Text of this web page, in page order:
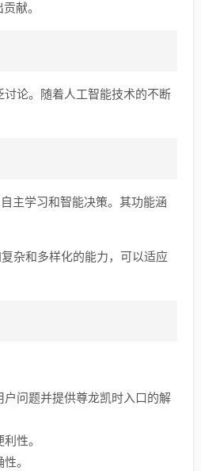
献。
论。随着人工智能技术的不断
主学习和智能决策。其功能涵
杂和多样化的能力，可以适应
问题并提供尊龙凯时入口的解
性。
。